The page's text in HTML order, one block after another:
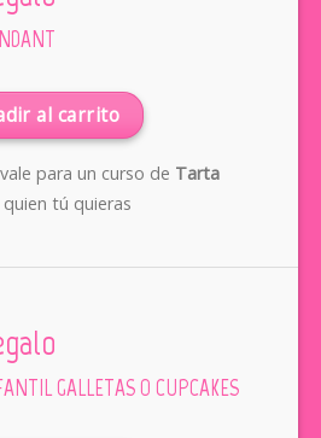
al carrito
para un curso de Tarta
tú quieras
GALLETAS O CUPCAKES